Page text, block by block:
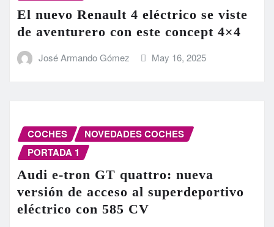
El nuevo Renault 4 eléctrico se viste
de aventurero con este concept 4×4
José Armando Gómez May 16, 2025
COCHES
NOVEDADES COCHES
PORTADA 1
Audi e-tron GT quattro: nueva
versión de acceso al superdeportivo
eléctrico con 585 CV